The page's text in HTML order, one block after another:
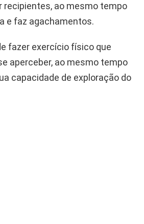
recipientes, ao mesmo tempo
e faz agachamentos.
fazer exercício físico que
aperceber, ao mesmo tempo
capacidade de exploração do